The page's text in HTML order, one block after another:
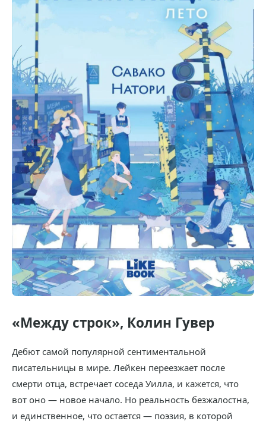
«Между строк», Колин Гувер
Дебют самой популярной сентиментальной
писательницы в мире. Лейкен переезжает после
смерти отца, встречает соседа Уилла, и кажется, что
вот оно — новое начало. Но реальность безжалостна,
и единственное, что остается — поэзия, в которой